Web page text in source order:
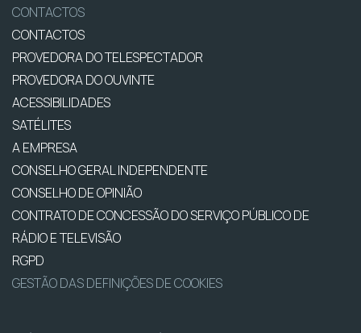
CONTACTOS
CONTACTOS
PROVEDORA DO TELESPECTADOR
PROVEDORA DO OUVINTE
ACESSIBILIDADES
SATÉLITES
A EMPRESA
CONSELHO GERAL INDEPENDENTE
CONSELHO DE OPINIÃO
CONTRATO DE CONCESSÃO DO SERVIÇO PÚBLICO DE
RÁDIO E TELEVISÃO
RGPD
GESTÃO DAS DEFINIÇÕES DE COOKIES